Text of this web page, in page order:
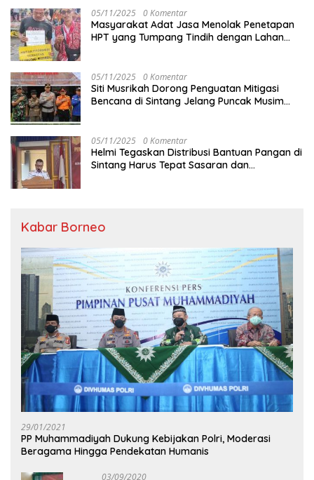
05/11/2025 0 Komentar
Masyarakat Adat Jasa Menolak Penetapan
HPT yang Tumpang Tindih dengan Lahan
05/11/2025 0 Komentar
Siti Musrikah Dorong Penguatan Mitigasi
Bencana di Sintang Jelang Puncak Musim
05/11/2025 0 Komentar
Helmi Tegaskan Distribusi Bantuan Pangan di
Sintang Harus Tepat Sasaran dan
Kabar Borneo
29/01/2021
PP Muhammadiyah Dukung Kebijakan Polri, Moderasi
Beragama Hingga Pendekatan Humanis
03/09/2020